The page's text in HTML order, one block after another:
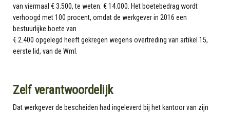
van viermaal € 3.500, te weten: € 14.000. Het boetebedrag wordt
verhoogd met 100 procent, omdat de werkgever in 2016 een
bestuurlijke boete van
€ 2.400 opgelegd heeft gekregen wegens overtreding van artikel 15,
eerste lid, van de Wml.
Zelf verantwoordelijk
Dat werkgever de bescheiden had ingeleverd bij het kantoor van zijn